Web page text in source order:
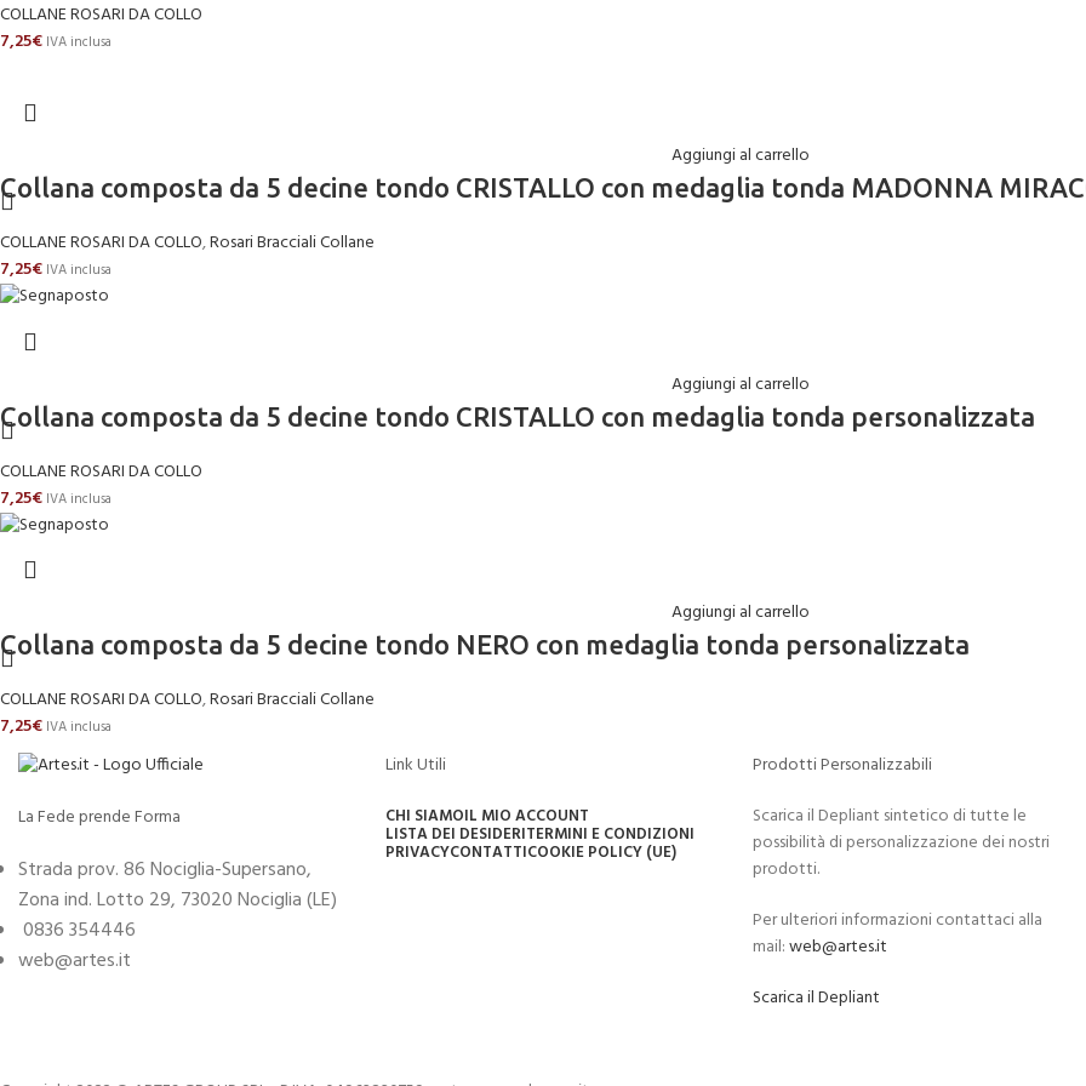
COLLANE ROSARI DA COLLO
7,25€ IVA inclusa
Aggiungi al carrello
Collana composta da 5 decine tondo CRISTALLO con medaglia tonda MADONNA
COLLANE ROSARI DA COLLO,Rosari Bracciali Collane
7,25€ IVA inclusa
Aggiungi al carrello
Collana composta da 5 decine tondo CRISTALLO con medaglia tonda personalizzata
COLLANE ROSARI DA COLLO
7,25€ IVA inclusa
Aggiungi al carrello
Collana composta da 5 decine tondo NERO con medaglia tonda personalizzata
COLLANE ROSARI DA COLLO,Rosari Bracciali Collane
7,25€ IVA inclusa
La Fede prende Forma
Strada prov. 86 Nociglia-Supersano,
Zona ind. Lotto 29, 73020 Nociglia (LE)
0836 354446
web@artes.it
Link Utili
CHI SIAMOIL MIO ACCOUNT
LISTA DEI DESIDERITERMINI E CONDIZIONI
PRIVACYCONTATTICOOKIE POLICY (UE)
Prodotti Personalizzabili
Scarica il Depliant sintetico di tutte le
possibilità di personalizzazione dei nostri
prodotti.
Per ulteriori informazioni contattaci alla
mail:web@artes.it
Scarica il Depliant